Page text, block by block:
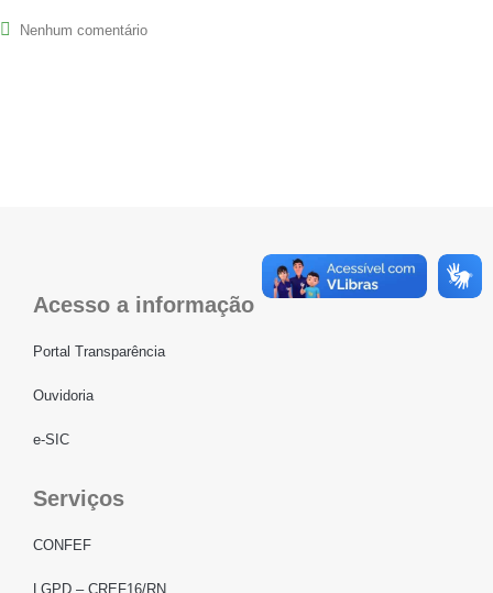
Nenhum comentário
Acesso a informação
Portal Transparência
Ouvidoria
e-SIC
Serviços
CONFEF
LGPD – CREF16/RN